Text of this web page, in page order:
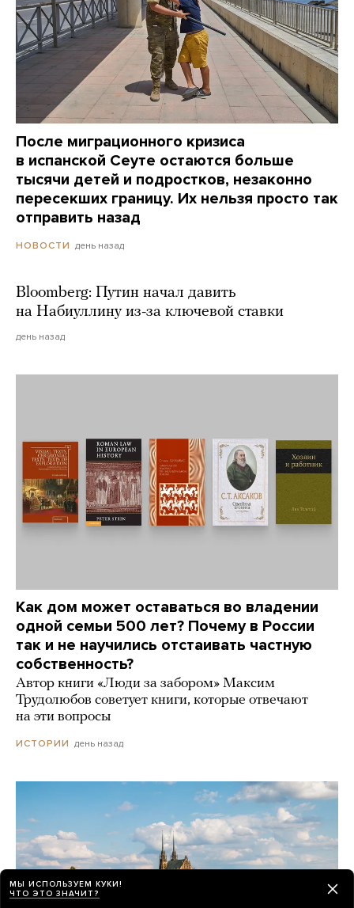
После миграционного кризиса
в испанской Сеуте остаются больше
тысячи детей и подростков, незаконно
пересекших границу. Их нельзя просто так
отправить назад
НОВОСТИ день назад
Bloomberg: Путин начал давить
на Набиуллину из-за ключевой ставки
день назад
Как дом может оставаться во владении
одной семьи 500 лет? Почему в России
так и не научились отстаивать частную
собственность?
Автор книги «Люди за забором» Максим
Трудолюбов советует книги, которые отвечают
на эти вопросы
ИСТОРИИ день назад
МЫ ИСПОЛЬЗУЕМ КУКИ!
ЧТО ЭТО ЗНАЧИТ?